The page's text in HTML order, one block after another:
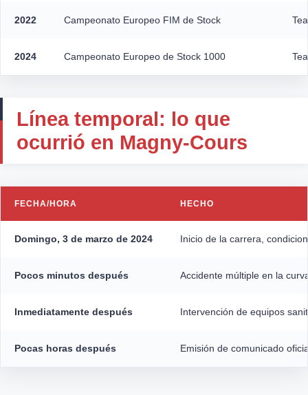
2022 Campeonato Europeo FIM de Stock
2024 Campeonato Europeo de Stock 1000
Línea temporal: lo que
ocurrió en Magny-Cours
FECHA/HORA HECHO
Domingo, 3 de marzo de 2024 Inicio de la carrera,
Pocos minutos después Accidente múltiple en la
Inmediatamente después Intervención de equipos
Pocas horas después Emisión de comunicado